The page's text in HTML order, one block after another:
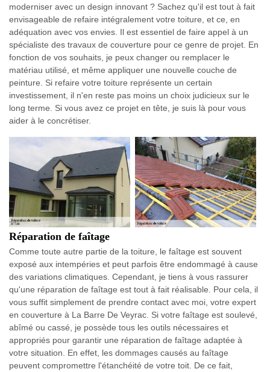
moderniser avec un design innovant ? Sachez qu'il est tout à fait
envisageable de refaire intégralement votre toiture, et ce, en
adéquation avec vos envies. Il est essentiel de faire appel à un
spécialiste des travaux de couverture pour ce genre de projet. En
fonction de vos souhaits, je peux changer ou remplacer le
matériau utilisé, et même appliquer une nouvelle couche de
peinture. Si refaire votre toiture représente un certain
investissement, il n'en reste pas moins un choix judicieux sur le
long terme. Si vous avez ce projet en tête, je suis là pour vous
aider à le concrétiser.
Réparation de faîtage
Comme toute autre partie de la toiture, le faîtage est souvent
exposé aux intempéries et peut parfois être endommagé à cause
des variations climatiques. Cependant, je tiens à vous rassurer
qu'une réparation de faîtage est tout à fait réalisable. Pour cela, il
vous suffit simplement de prendre contact avec moi, votre expert
en couverture à La Barre De Veyrac. Si votre faîtage est soulevé,
abîmé ou cassé, je possède tous les outils nécessaires et
appropriés pour garantir une réparation de faîtage adaptée à
votre situation. En effet, les dommages causés au faîtage
peuvent compromettre l'étanchéité de votre toit. De ce fait,